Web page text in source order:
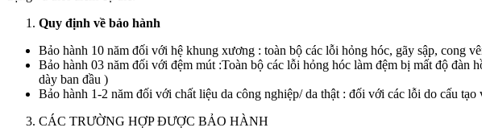
Quy định về bảo hành
Bảo hành 10 năm đối với hệ khung xương : toàn bộ các lỗi hỏng hóc, gãy sập, cong
Bảo hành 03 năm đối với đệm mút :Toàn bộ các lỗi hỏng hóc làm đệm bị mất độ
dày ban đầu )
Bảo hành 1-2 năm đối với chất liệu da công nghiệp/ da thật : đối với các lỗi do cấu
CÁC TRƯỜNG HỢP ĐƯỢC BẢO HÀNH